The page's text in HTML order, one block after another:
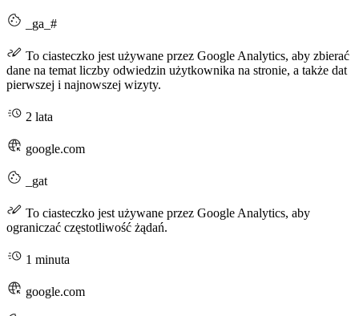
_ga_#
To ciasteczko jest używane przez Google Analytics, aby zbierać
dane na temat liczby odwiedzin użytkownika na stronie, a także dat
pierwszej i najnowszej wizyty.
2 lata
google.com
_gat
To ciasteczko jest używane przez Google Analytics, aby
ograniczać częstotliwość żądań.
1 minuta
google.com